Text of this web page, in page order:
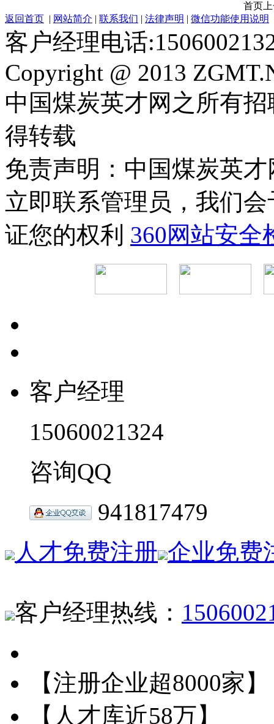
首页
返回首页 | 网站简介 | 联系我们 | 法律声明 | 微信功能使用说明
客户经理电话
Copyright @ 2013
中国煤炭英才网之所有
得转载
免责声明：中国煤炭英
立即联系管理员，我们
证您的权利 360网站安全
客户经理
15060021324
咨询QQ
941817479
人才免费注册 企业免费
客户经理热线：
【注册企业超8000家】
【人才库近58万】